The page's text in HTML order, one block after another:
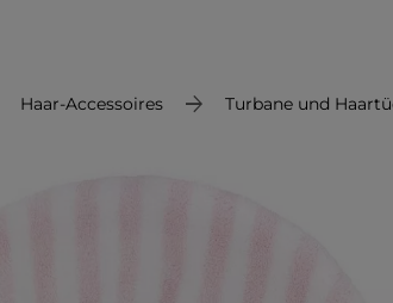
Haar-Accessoires Turbane und